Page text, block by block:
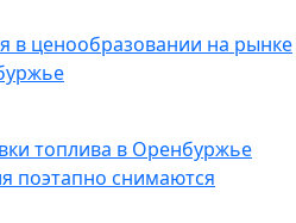
в ценообразовании на рынке
топлива в Оренбуржье
поэтапно снимаются